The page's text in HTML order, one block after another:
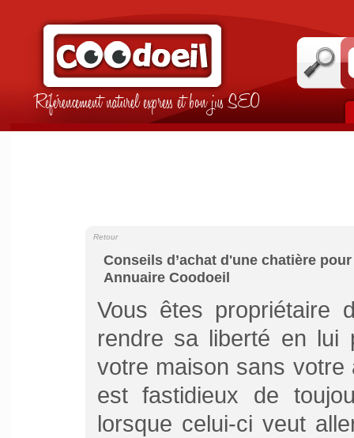
Référencement naturel express et bon jus SEO
Conseils d’achat d'une chatière
Annuaire Coodoeil
Retour
Vous êtes propriétaire
rendre sa liberté en lui
votre maison sans
est fastidieux de
lorsque celui-ci veut